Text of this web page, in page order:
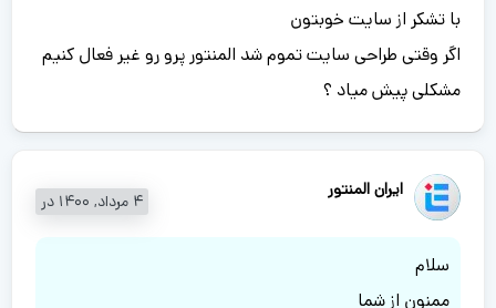
با تشکر از سایت خوبتون
اگر وقتی طراحی سایت تموم شد المنتور پرو رو غیر فعال کنیم
مشکلی پیش میاد ؟
ایران المنتور
4 مرداد, 1400 در
سلام
ممنون از شما